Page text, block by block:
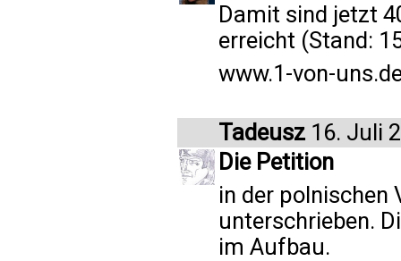
Damit sind jetzt
erreicht (Stand:
www.1-von-
Tadeusz 16. Juli
Die Petition
in der polnischen
unterschrieben.
im Aufbau.